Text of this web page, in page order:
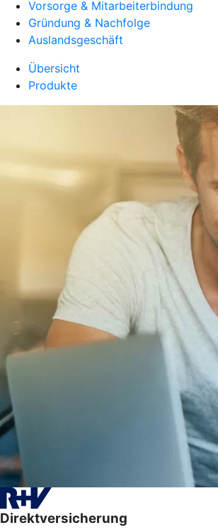
Vorsorge & Mitarbeiterbindung
Gründung & Nachfolge
Auslandsgeschäft
Übersicht
Produkte
Direktversicherung